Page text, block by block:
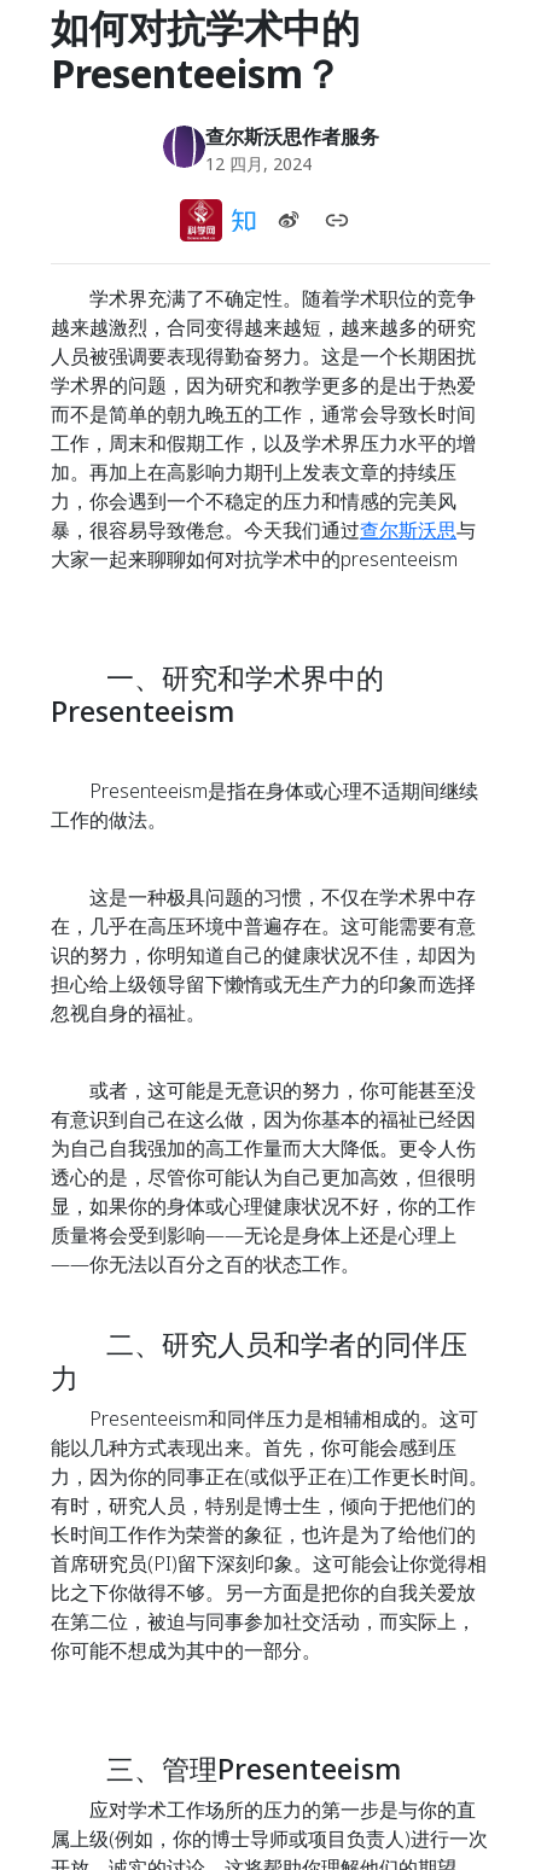
如何对抗学术中的
Presenteeism？
查尔斯沃思作者服务
12 四月, 2024
学术界充满了不确定性。随着学术职位的竞争
越来越激烈，合同变得越来越短，越来越多的研究
人员被强调要表现得勤奋努力。这是一个长期困扰
学术界的问题，因为研究和教学更多的是出于热爱
而不是简单的朝九晚五的工作，通常会导致长时间
工作，周末和假期工作，以及学术界压力水平的增
加。再加上在高影响力期刊上发表文章的持续压
力，你会遇到一个不稳定的压力和情感的完美风
暴，很容易导致倦怠。今天我们通过查尔斯沃思与
大家一起来聊聊如何对抗学术中的presenteeism
一、研究和学术界中的
Presenteeism
Presenteeism是指在身体或心理不适期间继续
工作的做法。
这是一种极具问题的习惯，不仅在学术界中存
在，几乎在高压环境中普遍存在。这可能需要有意
识的努力，你明知道自己的健康状况不佳，却因为
担心给上级领导留下懒惰或无生产力的印象而选择
忽视自身的福祉。
或者，这可能是无意识的努力，你可能甚至没
有意识到自己在这么做，因为你基本的福祉已经因
为自己自我强加的高工作量而大大降低。更令人伤
透心的是，尽管你可能认为自己更加高效，但很明
显，如果你的身体或心理健康状况不好，你的工作
质量将会受到影响——无论是身体上还是心理上
——你无法以百分之百的状态工作。
二、研究人员和学者的同伴压
力
Presenteeism和同伴压力是相辅相成的。这可
能以几种方式表现出来。首先，你可能会感到压
力，因为你的同事正在(或似乎正在)工作更长时间。
有时，研究人员，特别是博士生，倾向于把他们的
长时间工作作为荣誉的象征，也许是为了给他们的
首席研究员(PI)留下深刻印象。这可能会让你觉得相
比之下你做得不够。另一方面是把你的自我关爱放
在第二位，被迫与同事参加社交活动，而实际上，
你可能不想成为其中的一部分。
三、管理Presenteeism
应对学术工作场所的压力的第一步是与你的直
属上级(例如，你的博士导师或项目负责人)进行一次